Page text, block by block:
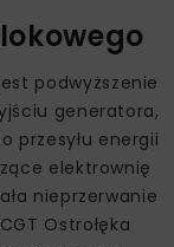
podwyższenie
generatora,
przesyłu energii
elektrownię
nieprzerwanie
Ostrołęka